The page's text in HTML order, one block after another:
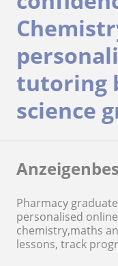
tutoring
science
Pharmacy
personalised
chemistry,maths
lessons, track